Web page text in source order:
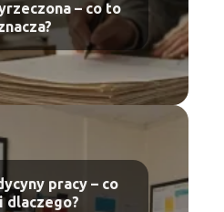
– co to
pracy – co
dlaczego?